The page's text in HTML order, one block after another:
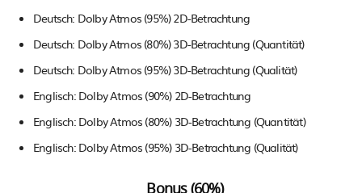
Deutsch: Dolby Atmos (95%) 2D-Betrachtung
Deutsch: Dolby Atmos (80%) 3D-Betrachtung (Quantität)
Deutsch: Dolby Atmos (95%) 3D-Betrachtung (Qualität)
Englisch: Dolby Atmos (90%) 2D-Betrachtung
Englisch: Dolby Atmos (80%) 3D-Betrachtung (Quantität)
Englisch: Dolby Atmos (95%) 3D-Betrachtung (Qualität)
Bonus (60%)